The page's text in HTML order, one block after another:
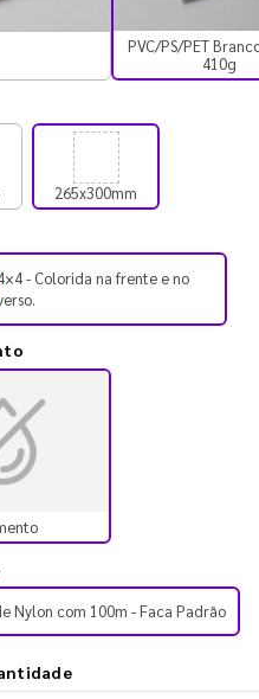
PVC/PS/PET
410g
265x300mm
- Colorida na frente e no
Nylon com 100m - Faca Padrão